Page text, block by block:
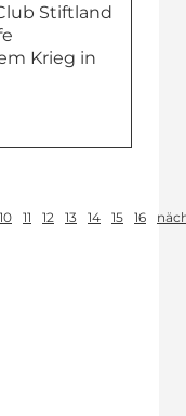
Stiftland
Krieg in
10 11 12 13 14 15 16